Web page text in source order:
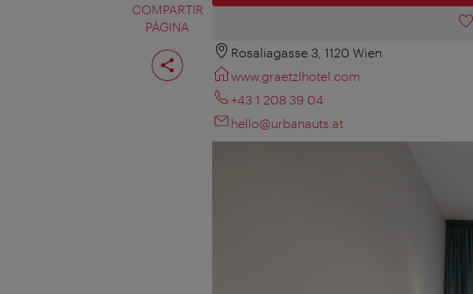
COMPARTIR
PÁGINA
Compartir
página
Rosaliagasse 3, 1120 Wien
www.graetzlhotel.com
+43 1 208 39 04
hello@urbanauts.at